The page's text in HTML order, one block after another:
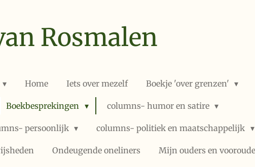
Rosmalen
Home Iets over mezelf Boekje 'over grenzen'
Boekbesprekingen columns- humor en satire
persoonlijk columns- politiek en maatschappelijk
Ondeugende oneliners Mijn ouders en